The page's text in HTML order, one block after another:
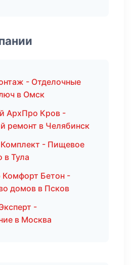
- Отделочные
в Омск
АрхПро Кров -
ремонт в Челябинск
- Пищевое
в Тула
Бетон -
домов в Псков
-
в Москва